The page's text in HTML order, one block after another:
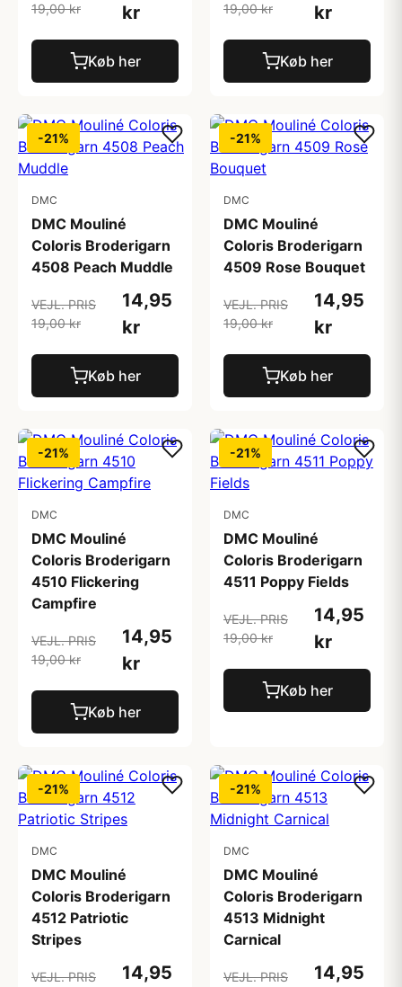
19,00 kr
kr
Køb her
19,00 kr
kr
Køb her
-21%
DMC
DMC Mouliné
Coloris Broderigarn
4508 Peach Muddle
VEJL. PRIS
19,00 kr
14,95
kr
Køb her
-21%
DMC
DMC Mouliné
Coloris Broderigarn
4509 Rose Bouquet
VEJL. PRIS
19,00 kr
14,95
kr
Køb her
-21%
DMC
DMC Mouliné
Coloris Broderigarn
4510 Flickering
Campfire
VEJL. PRIS
19,00 kr
14,95
kr
Køb her
-21%
DMC
DMC Mouliné
Coloris Broderigarn
4511 Poppy Fields
VEJL. PRIS
19,00 kr
14,95
kr
Køb her
-21%
DMC
DMC Mouliné
Coloris Broderigarn
4512 Patriotic
Stripes
VEJL. PRIS 14,95
-21%
DMC
DMC Mouliné
Coloris Broderigarn
4513 Midnight
Carnical
VEJL. PRIS 14,95